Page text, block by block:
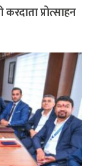
प्रोत्साहन